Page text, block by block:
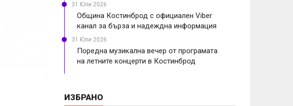
31 Юли 2026
Община Костинброд с официален Viber
канал за бърза и надеждна информация
31 Юли 2026
Поредна музикална вечер от програмата
на летните концерти в Костинброд
ИЗБРАНО